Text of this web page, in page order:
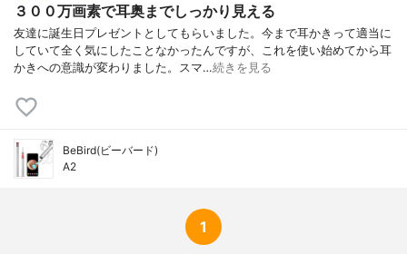
３００万画素で耳奥までしっかり見える
友達に誕生日プレゼントとしてもらいました。今まで耳かきって適当に
していて全く気にしたことなかったんですが、これを使い始めてから耳
かきへの意識が変わりました。スマ…続きを見る
BeBird(ビーバード)
A2
1